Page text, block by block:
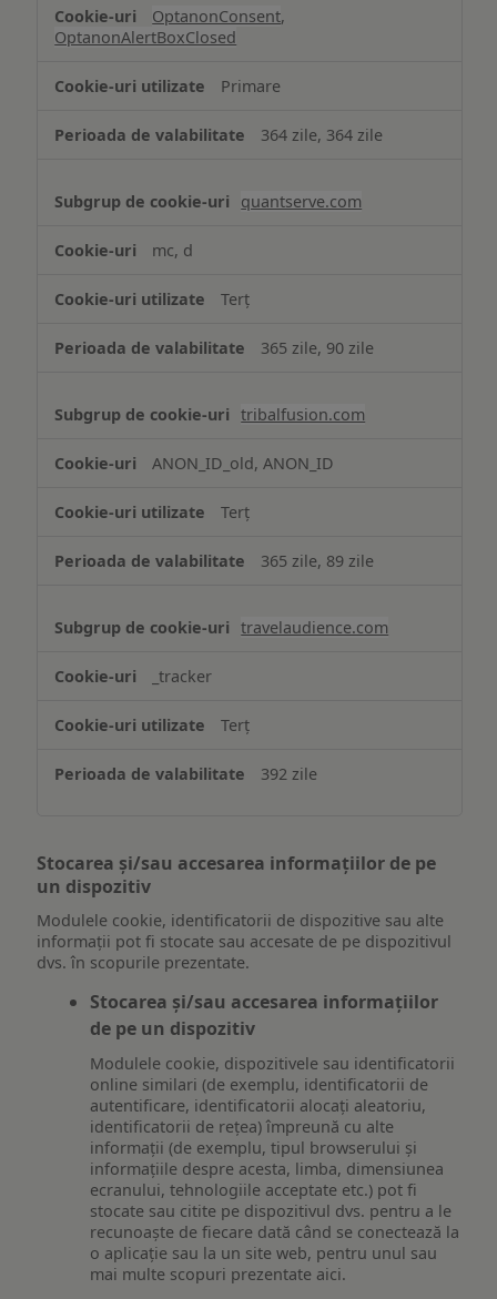
OptanonConsent,
OptanonAlertBoxClosed
Primare
364 zile, 364 zile
quantserve.com
mc, d
Terț
365 zile, 90 zile
tribalfusion.com
ANON_ID_old, ANON_ID
Terț
365 zile, 89 zile
travelaudience.com
_tracker
Terț
392 zile
Stocarea și/sau accesarea informațiilor de pe
un dispozitiv
Modulele cookie, identificatorii de dispozitive sau alte
informații pot fi stocate sau accesate de pe dispozitivul
dvs. în scopurile prezentate.
Stocarea și/sau accesarea informațiilor
de pe un dispozitiv
Modulele cookie, dispozitivele sau identificatorii
online similari (de exemplu, identificatorii de
autentificare, identificatorii alocați aleatoriu,
identificatorii de rețea) împreună cu alte
informații (de exemplu, tipul browserului și
informațiile despre acesta, limba, dimensiunea
ecranului, tehnologiile acceptate etc.) pot fi
stocate sau citite pe dispozitivul dvs. pentru a le
recunoaște de fiecare dată când se conectează la
o aplicație sau la un site web, pentru unul sau
mai multe scopuri prezentate aici.